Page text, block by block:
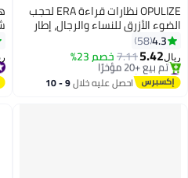
OPULIZE نظارات قراءة ERA لحجب
الضوء الأزرق للنساء والرجال، إطار
للانعكاس، نظارات كمبيوتر مضادة
للتوهج، شفافة +0.00 (عبوة من 1)
4.3
58
ريال5.42
7.11خصم 23%
#2 في أزياء النساء
بتخلّص بسرعة
تم بيع +20 مؤخرًا
احصل عليه خلال 9 - 10